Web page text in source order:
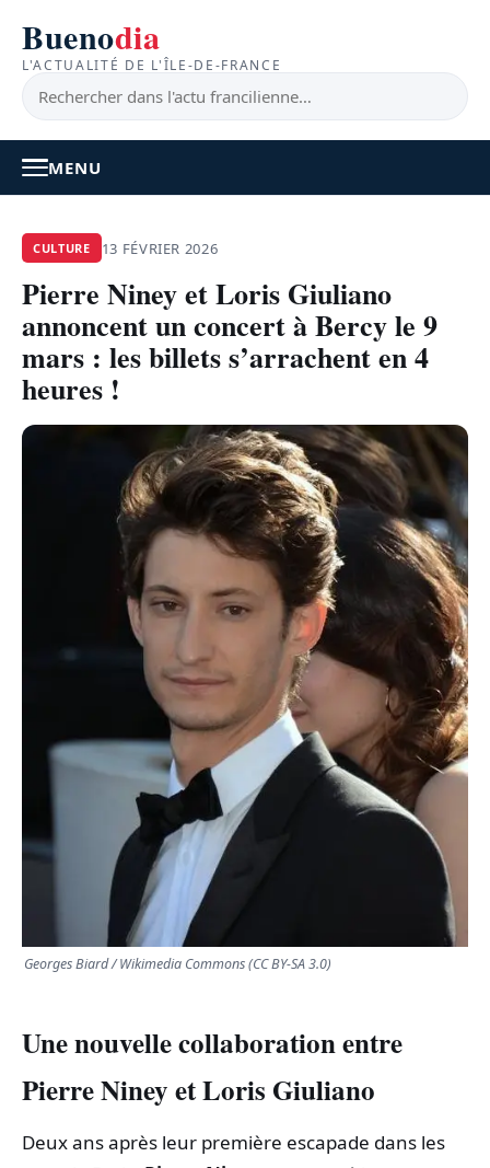
Buenodia
L'ACTUALITÉ DE L'ÎLE-DE-FRANCE
MENU
ACTUALITÉ
BONS PLANS
FEEL GOOD
FAITS DIVERS
TRANSPORTS
POLITIQUE
CULTURE
SCIENCES & TECH
CULTURE 13 FÉVRIER 2026
Pierre Niney et Loris Giuliano
annoncent un concert à Bercy le 9
mars : les billets s’arrachent en 4
heures !
Georges Biard / Wikimedia Commons (CC BY-SA 3.0)
Une nouvelle collaboration entre
Pierre Niney et Loris Giuliano
Deux ans après leur première escapade dans les